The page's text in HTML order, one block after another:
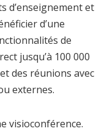
d’enseignement et
d’une
de
jusqu’à 100 000
des réunions avec
externes.
visioconférence.